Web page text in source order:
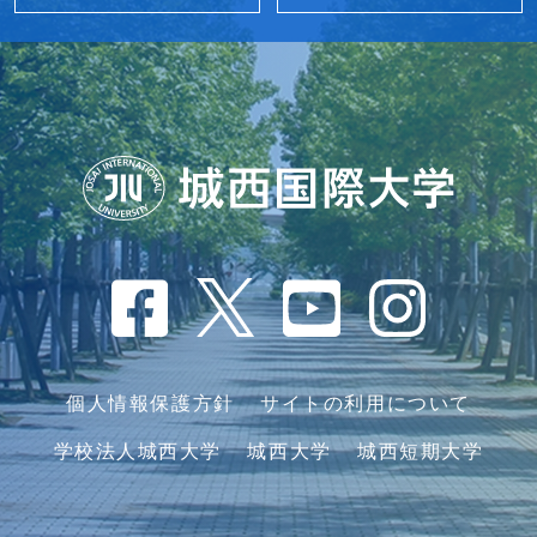
個人情報保護方針 サイトの利用について
学校法人城西大学 城西大学 城西短期大学